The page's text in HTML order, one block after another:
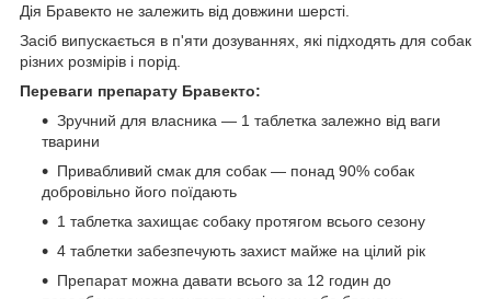
Дія Бравекто не залежить від довжини шерсті.
Засіб випускається в п'яти дозуваннях, які підходять для собак
різних розмірів і порід.
Переваги препарату Бравекто:
Зручний для власника — 1 таблетка залежно від ваги
тварини
Привабливий смак для собак — понад 90% собак
добровільно його поїдають
1 таблетка захищає собаку протягом всього сезону
4 таблетки забезпечують захист майже на цілий рік
Препарат можна давати всього за 12 годин до